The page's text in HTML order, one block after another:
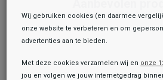
Wij gebruiken cookies (en daarmee
onze website te verbeteren en om
advertenties aan te bieden.
Met deze cookies verzamelen wij en onze
jou en volgen we jouw internetgedrag